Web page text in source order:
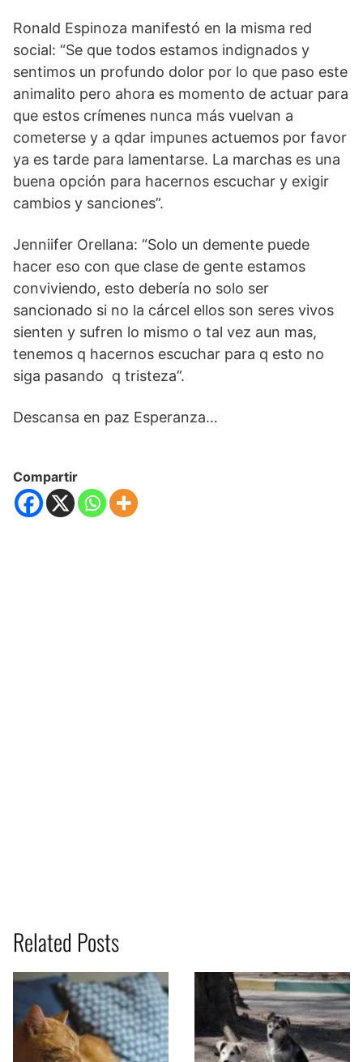
Ronald Espinoza manifestó en la misma red
social: “Se que todos estamos indignados y
sentimos un profundo dolor por lo que paso este
animalito pero ahora es momento de actuar para
que estos crímenes nunca más vuelvan a
cometerse y a qdar impunes actuemos por favor
ya es tarde para lamentarse. La marchas es una
buena opción para hacernos escuchar y exigir
cambios y sanciones”.
Jenniifer Orellana: “Solo un demente puede
hacer eso con que clase de gente estamos
conviviendo, esto debería no solo ser
sancionado si no la cárcel ellos son seres vivos
sienten y sufren lo mismo o tal vez aun mas,
tenemos q hacernos escuchar para q esto no
siga pasando q tristeza”.
Descansa en paz Esperanza…
Compartir
Related Posts